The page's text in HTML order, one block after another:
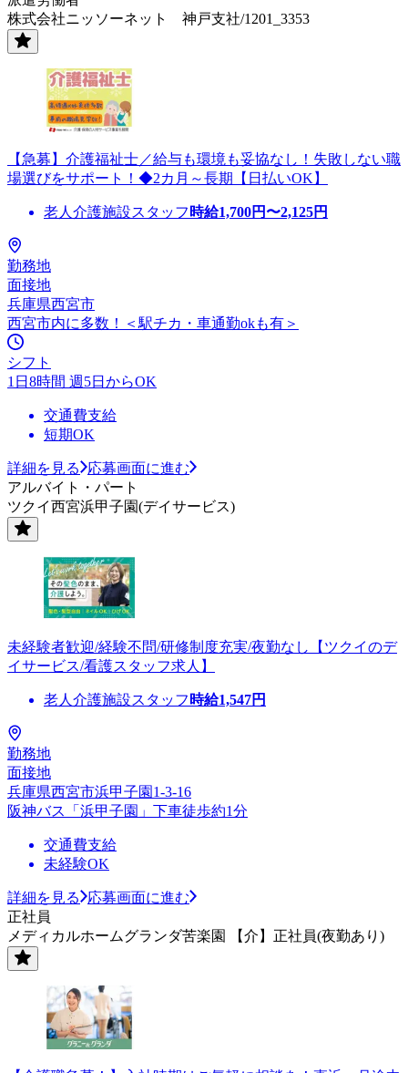
株式会社ニッソーネット 神戸支社/1201_3353
【急募】介護福祉士／給与も環境も妥協なし！失敗しない職
場選びをサポート！◆2カ月～長期【日払いOK】
老人介護施設スタッフ 時給1,700円〜2,125円
勤務地
面接地
兵庫県西宮市
西宮市内に多数！＜駅チカ・車通勤okも有＞
シフト
1日8時間 週5日からOK
交通費支給
短期OK
詳細を見る
応募画面に進む
アルバイト・パート
ツクイ西宮浜甲子園(デイサービス)
未経験者歓迎/経験不問/研修制度充実/夜勤なし【ツクイのデ
イサービス/看護スタッフ求人】
老人介護施設スタッフ 時給1,547円
勤務地
面接地
兵庫県西宮市浜甲子園1-3-16
阪神バス「浜甲子園」下車徒歩約1分
交通費支給
未経験OK
詳細を見る
応募画面に進む
正社員
メディカルホームグランダ苦楽園 【介】正社員(夜勤あり)